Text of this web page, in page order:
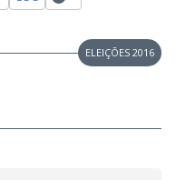
ELEIÇÕES 2016